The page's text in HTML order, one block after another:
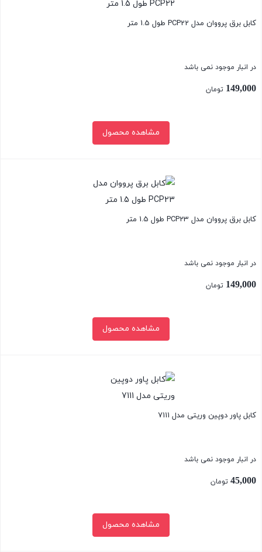
کابل برق پرووان مدل PCP22 طول 1.5 متر
در انبار موجود نمی باشد
149,000 تومان
مشاهده محصول
کابل برق پرووان مدل PCP23 طول 1.5 متر
در انبار موجود نمی باشد
149,000 تومان
مشاهده محصول
کابل پاور دوپین وریتی مدل 7111
در انبار موجود نمی باشد
45,000 تومان
مشاهده محصول